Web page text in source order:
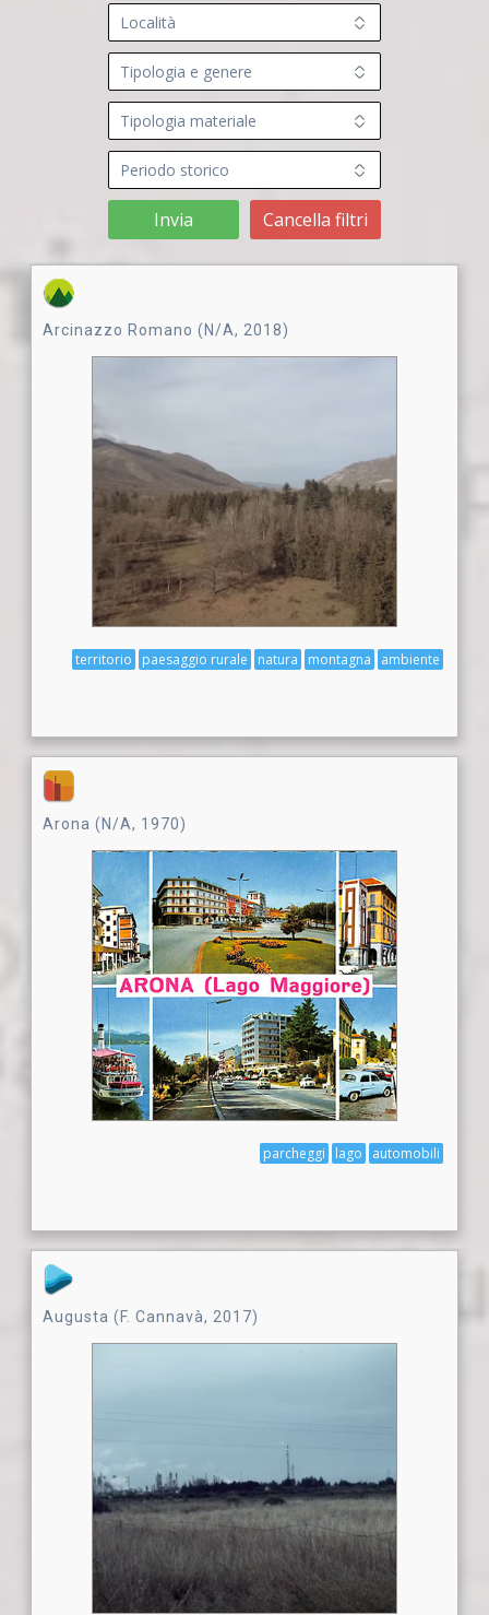
Invia Cancella filtri
Arcinazzo Romano (N/A, 2018)
ambiente
montagna
natura
paesaggio rurale
territorio
Arona (N/A, 1970)
automobili
lago
parcheggi
Augusta (F. Cannavà, 2017)